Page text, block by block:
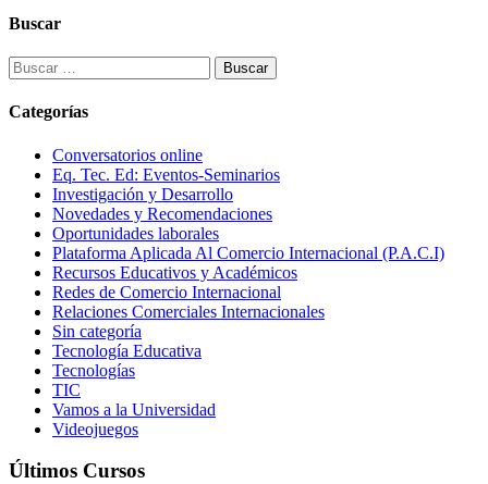
Buscar
Buscar:
Categorías
Conversatorios online
Eq. Tec. Ed: Eventos-Seminarios
Investigación y Desarrollo
Novedades y Recomendaciones
Oportunidades laborales
Plataforma Aplicada Al Comercio Internacional (P.A.C.I)
Recursos Educativos y Académicos
Redes de Comercio Internacional
Relaciones Comerciales Internacionales
Sin categoría
Tecnología Educativa
Tecnologías
TIC
Vamos a la Universidad
Videojuegos
Últimos Cursos